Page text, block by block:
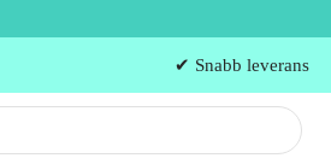
✔ Snabb leverans